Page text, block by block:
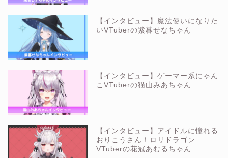
【インタビュー】魔法使いになりた
いVTuberの紫暮せなちゃん
【インタビュー】ゲーマー系にゃん
こVTuberの猫山みあちゃん
【インタビュー】アイドルに憧れる
おりこうさん！ロリドラゴン
VTuberの花冠あむるちゃん